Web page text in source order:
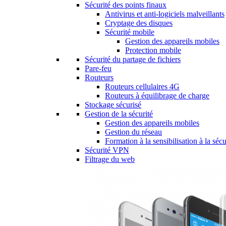
Sécurité des points finaux
Antivirus et anti-logiciels malveillants
Cryptage des disques
Sécurité mobile
Gestion des appareils mobiles
Protection mobile
Sécurité du partage de fichiers
Pare-feu
Routeurs
Routeurs cellulaires 4G
Routeurs à équilibrage de charge
Stockage sécurisé
Gestion de la sécurité
Gestion des appareils mobiles
Gestion du réseau
Formation à la sensibilisation à la
Sécurité VPN
Filtrage du web